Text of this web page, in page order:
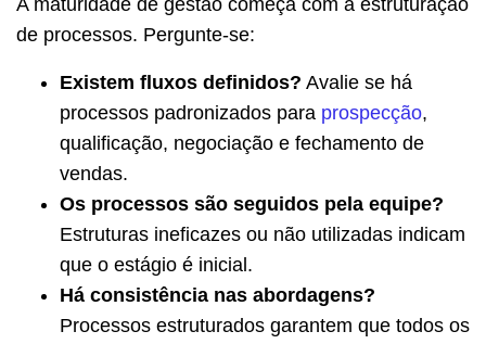
A maturidade de gestão começa com a estruturação
de processos. Pergunte-se:
Existem fluxos definidos? Avalie se há
processos padronizados para prospecção,
qualificação, negociação e fechamento de
vendas.
Os processos são seguidos pela equipe?
Estruturas ineficazes ou não utilizadas indicam
que o estágio é inicial.
Há consistência nas abordagens?
Processos estruturados garantem que todos os